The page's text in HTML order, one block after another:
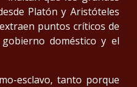
Platón y Aristóteles
puntos críticos de
doméstico y el
esclavo, tanto porque